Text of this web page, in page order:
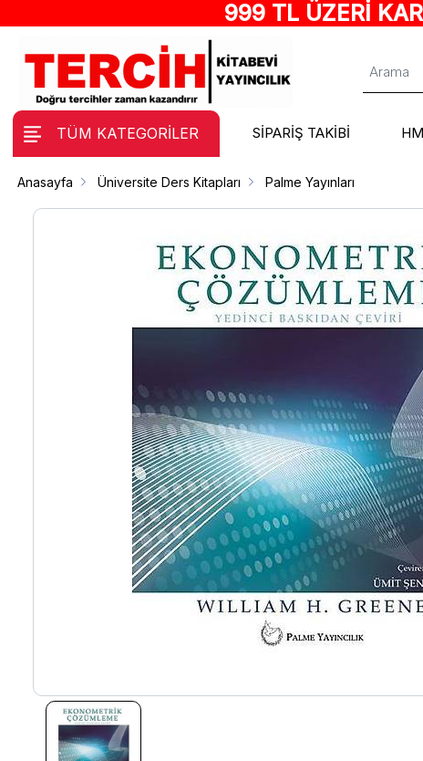
999 TL ÜZERİ
TÜM KATEGORİLER SİPARİŞ TAKİBİ
Anasayfa Üniversite Ders Kitapları Palme Yayınları